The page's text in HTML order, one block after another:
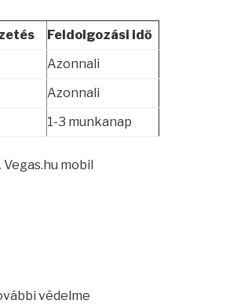
Feldolgozási idő
Azonnali
Azonnali
1-3 munkanap
mobil
védelme